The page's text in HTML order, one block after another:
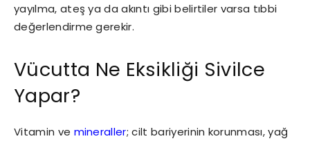
yayılma, ateş ya da akıntı gibi belirtiler varsa tıbbi
değerlendirme gerekir.
Vücutta Ne Eksikliği Sivilce
Yapar?
Vitamin ve mineraller; cilt bariyerinin korunması, yağ